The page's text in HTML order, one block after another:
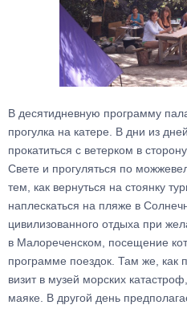
В десятидневную программу
прогулка на катере. В дни из
прокатиться с ветерком в
Свете и прогуляться по
тем, как вернуться на стоянку
наплескаться на пляже в
цивилизованного отдыха при
в Малореченском, посещение
программе поездок. Там же, как
визит в музей морских
маяке. В другой день